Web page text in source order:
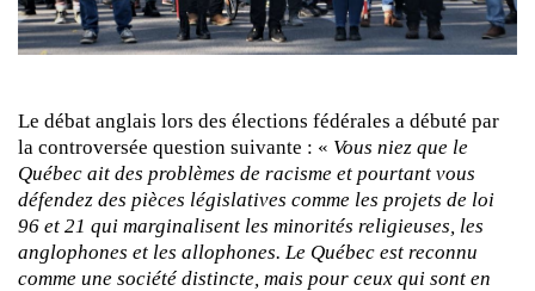
Le débat anglais lors des élections fédérales a débuté par
la controversée question suivante : « Vous niez que le
Québec ait des problèmes de racisme et pourtant vous
défendez des pièces législatives comme les projets de loi
96 et 21 qui marginalisent les minorités religieuses, les
anglophones et les allophones. Le Québec est reconnu
comme une société distincte, mais pour ceux qui sont en